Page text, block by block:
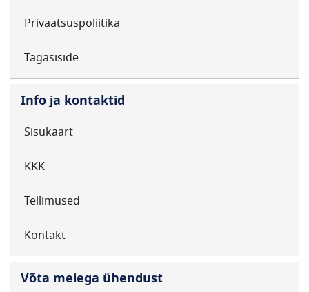
Privaatsuspoliitika
Tagasiside
Info ja kontaktid
Sisukaart
KKK
Tellimused
Kontakt
Võta meiega ühendust